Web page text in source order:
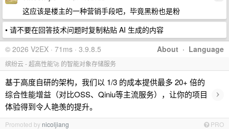
这应该是楼主的一种营销手段吧，毕竟黑粉也是粉
• 请不要在回答技术问题时复制粘贴 AI 生成的内容
About · Language
© 2026 V2EX · 71ms · 3.9.8.5
缤纷云 - 超高性能🚀 的智能对象存储服务
基于高度自研的架构，我们以 1/3 的成本提供最多 20+ 倍的
综合性能增益（对比OSS、Qiniu等主流服务），让你的项目
体验得到令人艳羡的提升。
›
Promoted by nicoljiang PRO